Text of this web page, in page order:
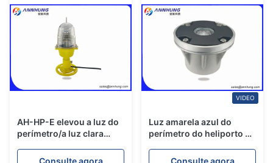
AH-HP-E elevou a luz do
perímetro/a luz clara
Consulte agora
VIDEO
Luz amarela azul do
perímetro do heliporto do
emissor de luz inserir
Consulte agora